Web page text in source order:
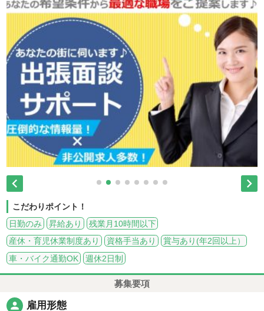
 
こだわりポイント！
日勤のみ
昇給あり
残業月10時間以下
産休・育児休業制度あり
資格手当あり
賞与あり(年2回以上）
車・バイク通勤OK
週休2日制
募集要項
person 雇用形態